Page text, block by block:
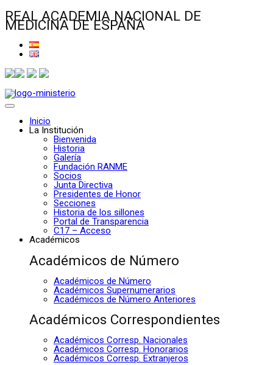
REAL ACADEMIA NACIONAL DE
MEDICINA DE ESPAÑA
Inicio
La Institución
Bienvenida
Historia
Galería
Fundación RANME
Socios
Junta Directiva
Presidentes de Honor
Secciones
Historia de los sillones
Portal de Transparencia
C17 – Acceso
Académicos
Académicos de Número
Académicos de Número
Académicos Supernumerarios
Académicos de Número Anteriores
Académicos Correspondientes
Académicos Corresp. Nacionales
Académicos Corresp. Honorarios
Académicos Corresp. Extranjeros